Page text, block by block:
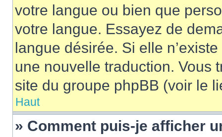
votre langue ou bien que
votre langue. Essayez de
langue désirée. Si elle
une nouvelle traduction. Vous
site du groupe phpBB (voir le
Haut
» Comment puis-je afficher